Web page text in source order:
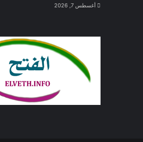
أغسطس 7, 2026